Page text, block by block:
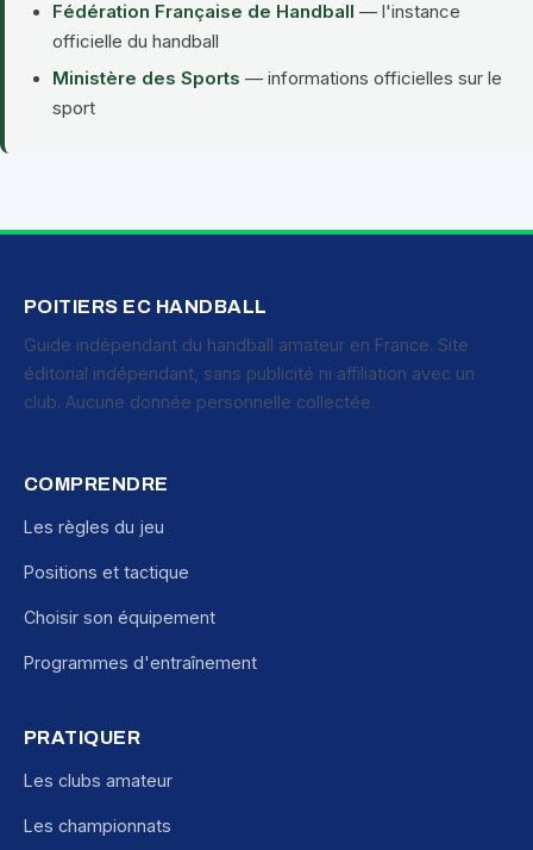
Fédération Française de Handball — l'instance
officielle du handball
Ministère des Sports — informations officielles sur le
sport
POITIERS EC HANDBALL
Guide indépendant du handball amateur en France. Site
éditorial indépendant, sans publicité ni affiliation avec un
club. Aucune donnée personnelle collectée.
COMPRENDRE
Les règles du jeu
Positions et tactique
Choisir son équipement
Programmes d'entraînement
PRATIQUER
Les clubs amateur
Les championnats